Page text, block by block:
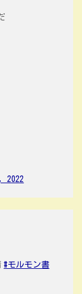
2022
#モルモン書